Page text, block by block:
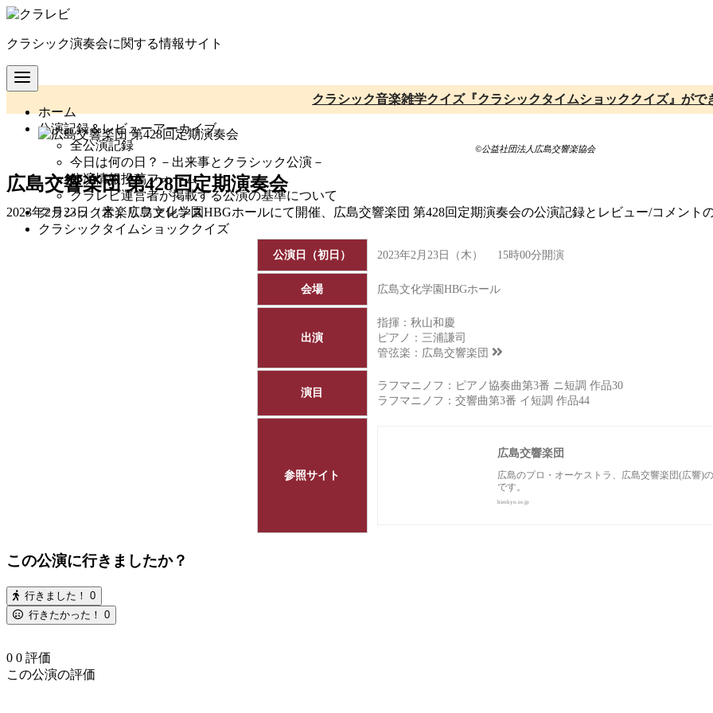
コ
テ
ン
ツ
移
クラシック演奏会に関する情報サイト
ホーム
公演記録＆レビューアーカイブ
全公演記録
今日は何の日？－出来事とクラシック公演－
公演情報投稿フォーム
クラレビ運営者が掲載する公演の基準について
クラシック音楽リファレンス
クラシックタイムショッククイズ
クラシック音楽雑学クイズ『クラシックタイムショッククイズ』がで
©公益社団法人広島交響楽協会
広島交響楽団 第428回定期演奏会
2023年2月23日（木）広島文化学園HBGホールにて開催、広島交響楽団 第428回定期演奏会の公演記録とレビュー/コメント
公演日（初日） 2023年2月23日（木） 15時00分開演
会場 広島文化学園HBGホール
出演
指揮：秋山和慶
ピアノ：三浦謙司
管弦楽： 広島交響楽団
演目
ラフマニノフ：ピアノ協奏曲第3番 ニ短調 作品30
ラフマニノフ：交響曲第3番 イ短調 作品44
参照サイト
広島交響楽団
広島のプロ・オーケストラ、広島交響楽団(広響)
です。
hirokyo.or.jp
この公演に行きましたか？
行きました！ 0
行きたかった！ 0
0 0 評価
この公演の評価